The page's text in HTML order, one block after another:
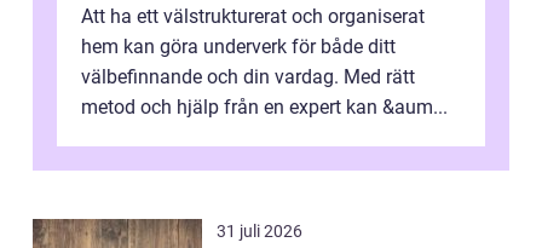
Att ha ett välstrukturerat och organiserat
hem kan göra underverk för både ditt
välbefinnande och din vardag. Med rätt
metod och hjälp från en expert kan &aum...
31 juli 2026